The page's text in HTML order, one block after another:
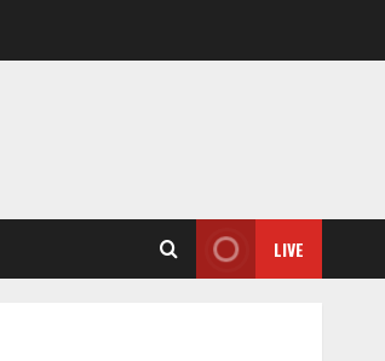
LIVE